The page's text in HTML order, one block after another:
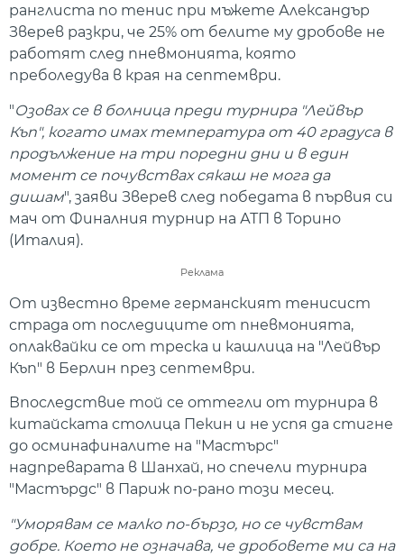
ранглиста по тенис при мъжете Александър
Зверев разкри, че 25% от белите му дробове не
работят след пневмонията, която
преболедува в края на септември.
"Озовах се в болница преди турнира "Лейвър
Къп", когато имах температура от 40 градуса в
продължение на три поредни дни и в един
момент се почувствах сякаш не мога да
дишам", заяви Зверев след победата в първия си
мач от Финалния турнир на АТП в Торино
(Италия).
Реклама
От известно време германският тенисист
страда от последиците от пневмонията,
оплаквайки се от треска и кашлица на "Лейвър
Къп" в Берлин през септември.
Впоследствие той се оттегли от турнира в
китайската столица Пекин и не успя да стигне
до осминафиналите на "Мастърс"
надпреварата в Шанхай, но спечели турнира
"Мастърдс" в Париж по-рано този месец.
"Уморявам се малко по-бързо, но се чувствам
добре. Което не означава, че дробовете ми са на